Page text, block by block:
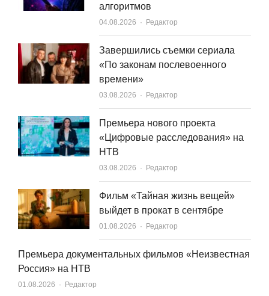
алгоритмов
04.08.2026 Author
Редактор
Завершились съемки сериала
«По законам послевоенного
времени»
03.08.2026 Author
Редактор
Премьера нового проекта
«Цифровые расследования» на
НТВ
03.08.2026 Author
Редактор
Фильм «Тайная жизнь вещей»
выйдет в прокат в сентябре
01.08.2026 Author
Редактор
Премьера документальных фильмов «Неизвестная
Россия» на НТВ
01.08.2026 Author
Редактор